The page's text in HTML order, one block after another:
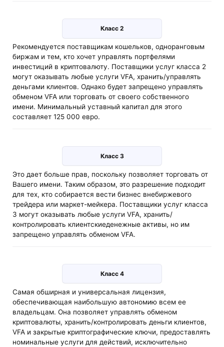
Класс 2
Рекомендуется поставщикам кошельков, одноранговым
биржам и тем, кто хочет управлять портфелями
инвестиций в криптовалюту. Поставщики услуг класса 2
могут оказывать любые услуги VFA, хранить/управлять
деньгами клиентов. Однако будет запрещено управлять
обменом VFA или торговать от своего собственного
имени. Минимальный уставный капитал для этого
составляет 125 000 евро.
Класс 3
Это дает больше прав, поскольку позволяет торговать от
Вашего имени. Таким образом, это разрешение подходит
для тех, кто собирается вести бизнес внебиржевого
трейдера или маркет-мейкера. Поставщики услуг класса
3 могут оказывать любые услуги VFA, хранить/
контролировать клиентскиеденежные активы, но им
запрещено управлять обменом VFA.
Класс 4
Самая обширная и универсальная лицензия,
обеспечивающая наибольшую автономию всем ее
владельцам. Она позволяет управлять обменом
криптовалюты, хранить/контролировать деньги клиентов,
VFA и закрытые криптографические ключи, предоставлять
номинальные услуги для действий, исключительно